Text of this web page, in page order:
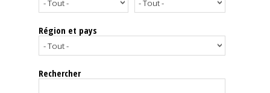
Notes
dégustation
Région et pays
Rechercher